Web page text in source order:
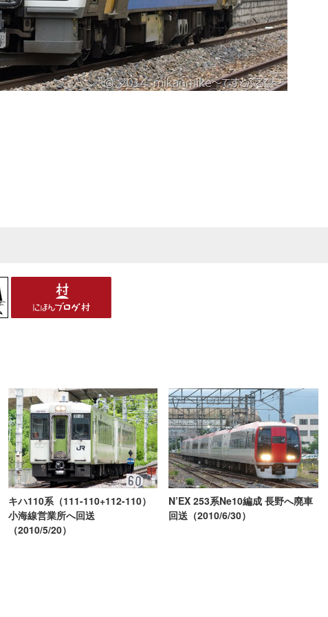
キハ110系（111-110+112-110）
小海線営業所へ回送
（2010/5/20）
N’EX 253系Ne10編成 長野へ廃車
回送（2010/6/30）